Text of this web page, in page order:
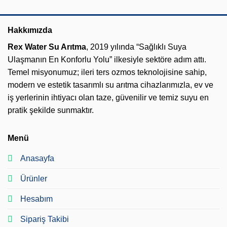
Hakkımızda
Rex Water Su Arıtma, 2019 yılında “Sağlıklı Suya
Ulaşmanın En Konforlu Yolu” ilkesiyle sektöre adım attı.
Temel misyonumuz; ileri ters ozmos teknolojisine sahip,
modern ve estetik tasarımlı su arıtma cihazlarımızla, ev ve
iş yerlerinin ihtiyacı olan taze, güvenilir ve temiz suyu en
pratik şekilde sunmaktır.
Menü
Anasayfa
Ürünler
Hesabım
Sipariş Takibi